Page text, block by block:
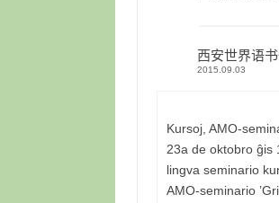
西安世界语
2015.09.03
Kursoj, AMO-
23a de oktobro ĝis
lingva seminario
AMO-seminario